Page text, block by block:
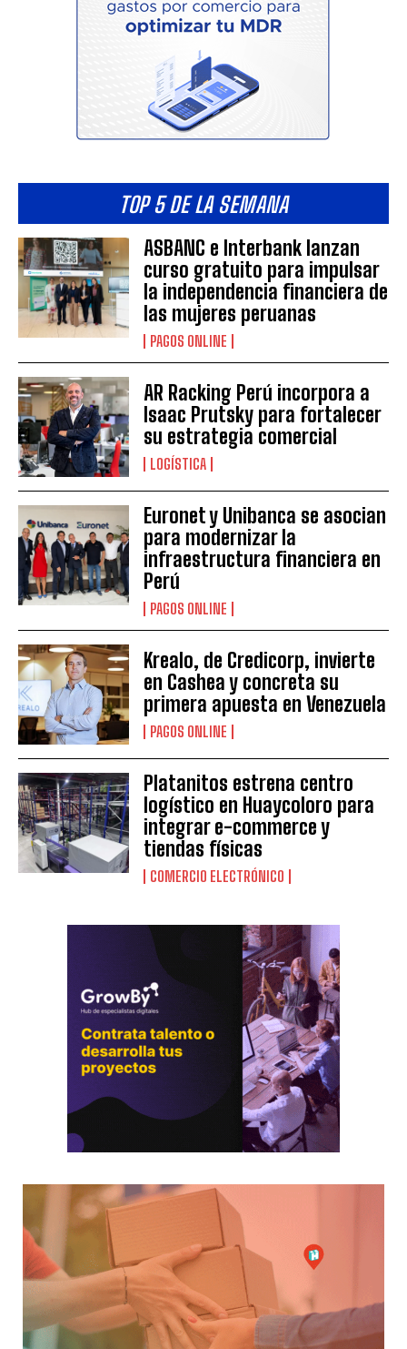
TOP 5 DE LA SEMANA
ASBANC e Interbank lanzan
curso gratuito para impulsar
la independencia financiera de
las mujeres peruanas
PAGOS ONLINE
AR Racking Perú incorpora a
Isaac Prutsky para fortalecer
su estrategia comercial
LOGÍSTICA
Euronet y Unibanca se asocian
para modernizar la
infraestructura financiera en
Perú
PAGOS ONLINE
Krealo, de Credicorp, invierte
en Cashea y concreta su
primera apuesta en Venezuela
PAGOS ONLINE
Platanitos estrena centro
logístico en Huaycoloro para
integrar e-commerce y
tiendas físicas
COMERCIO ELECTRÓNICO